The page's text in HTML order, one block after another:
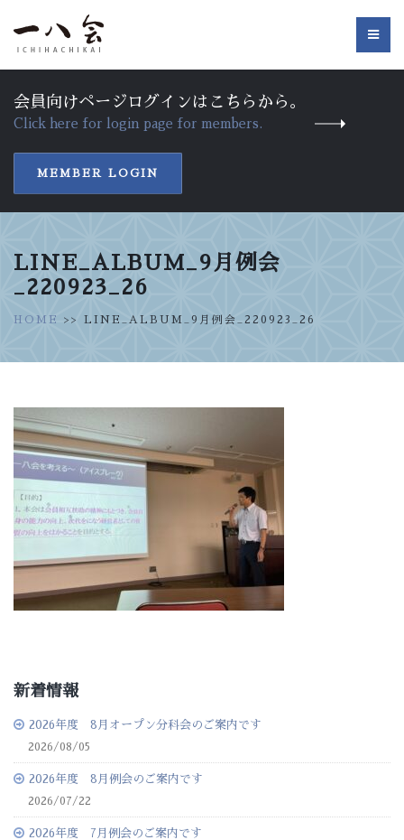
会員向けページログインはこちらから。
Click here for login page for members.
MEMBER LOGIN
LINE_ALBUM_9月例会
_220923_26
HOME >> LINE_ALBUM_9月例会_220923_26
新着情報
2026年度 8月オープン分科会のご案内です
2026/08/05
2026年度 8月例会のご案内です
2026/07/22
2026年度 7月例会のご案内です